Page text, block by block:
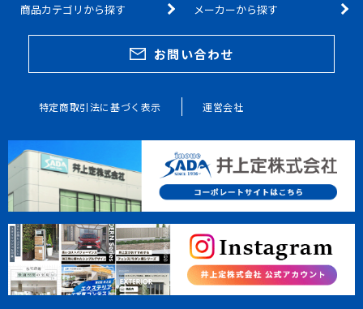
商品カテゴリから探す メーカーから探す
お問い合わせ
特定商取引法に基づく表示 運営会社